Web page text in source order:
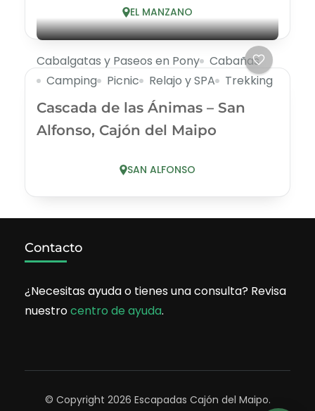
EL MANZANO
Cabalgatas y Paseos en Pony
Cabañas
Camping
Picnic Relajo y SPA Trekking
Cascada de las Ánimas – San
Alfonso, Cajón del Maipo
SAN ALFONSO
Contacto
¿Necesitas ayuda o tienes una consulta? Revisa
nuestrocentro de ayuda.
© Copyright 2026 Escapadas Cajón del Maipo.